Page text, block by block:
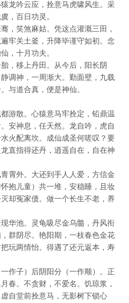
龙吟云应，拴意马虎啸风生。采
，百日功灵。
，笑煞麻姑。凭这点灌溉三田，
牢关土釜，升降毕谨守如初。念
，十月功夫。
，移上丹田。从今后，阳长阴
调神，一周渐大。勤面壁，九载
与道合真，便是神仙。
游散。心猿意马牢拴定，铅鼎温
安神息，任天然。龙自吟，虎自
火配离坎。成仙成圣何嗟叹？要
直指得还丹，逍遥自在，自在神
霄外。大还到手人人爱，方信金
抱儿童）共一堆，安稳睡，且妆
却冤家债。做一个长生不老，养
华池。灵龟吸尽金乌髓，丹风衔
群阴尽。艳阳期，一枝春色金花
玩两情怡。得遇了还元返本，寿
作子）后阴阳分（一作顺）。正
春。不贪财，不爱名。饥琼浆，
自堂前拴意马，无影树下锁心